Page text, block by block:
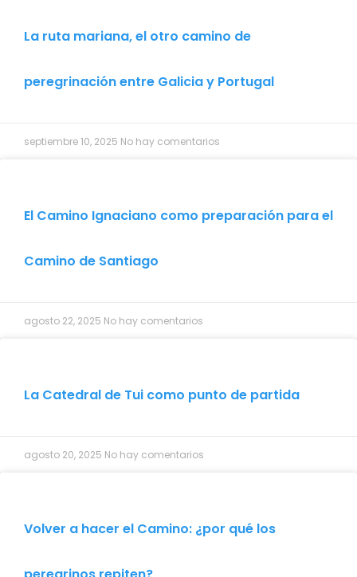
La ruta mariana, el otro camino de
peregrinación entre Galicia y Portugal
septiembre 10, 2025 No hay comentarios
El Camino Ignaciano como preparación para el
Camino de Santiago
agosto 22, 2025 No hay comentarios
La Catedral de Tui como punto de partida
agosto 20, 2025 No hay comentarios
Volver a hacer el Camino: ¿por qué los